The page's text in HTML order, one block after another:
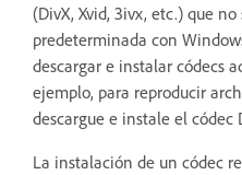
(DivX, Xvid, 3ivx, etc.) que
predeterminada con
descargar e instalar códecs
ejemplo, para reproducir
descargue e instale el códec
La instalación de un códec